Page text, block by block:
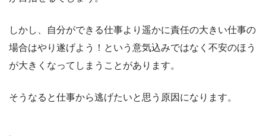
しかし、自分ができる仕事より遥かに責任の大きい仕事の
場合はやり遂げよう！という意気込みではなく不安のほう
が大きくなってしまうことがあります。
そうなると仕事から逃げたいと思う原因になります。